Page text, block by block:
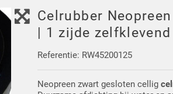
Celrubber
| 1 zijde
Referentie: RW45200125
Neopreen zwart gesloten cellig